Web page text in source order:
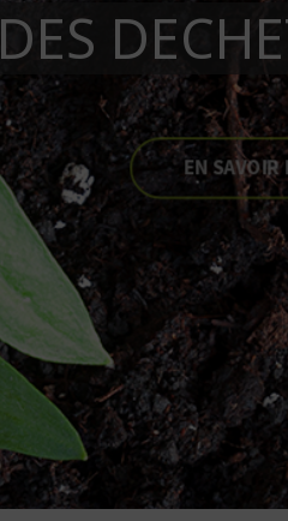
DES
EN SAVOIR